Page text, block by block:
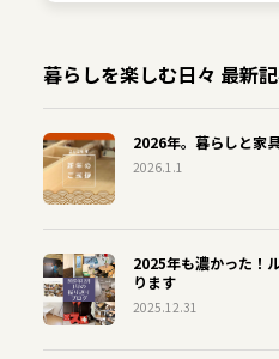
暮らしを楽しむ日々 最新
2026年。暮らしと家
2026.1.1
2025年も濃かった！
ります
2025.12.31